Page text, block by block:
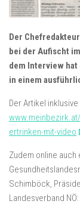
Der
bei der Aufischt
dem Interview
in einem
Der Artikel
ertrinken-mit-video
Zudem online
Schimböck,
Landesverband NÖ: